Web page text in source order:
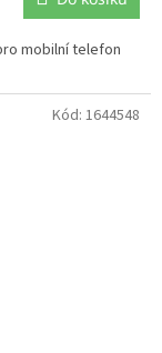
mobilní telefon
Kód: 1644548